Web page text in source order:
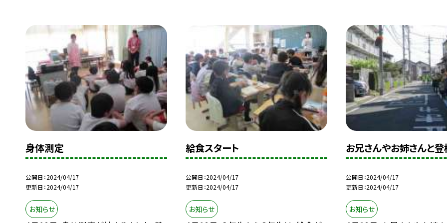
身体測定
公開日 2024/04/17
更新日 2024/04/17
お知らせ
給食スタート
公開日 2024/04/17
更新日 2024/04/17
お知らせ
お兄さんやお姉さんと
公開日 2024/04/17
更新日 2024/04/17
お知らせ